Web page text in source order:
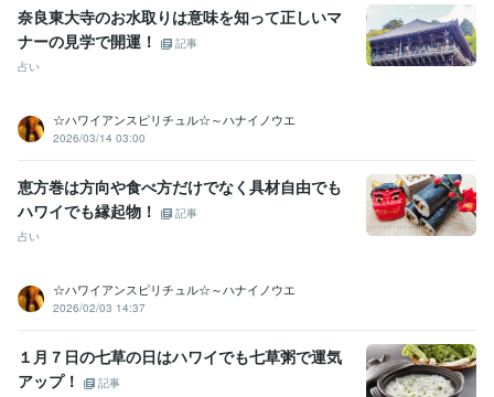
奈良東大寺のお水取りは意味を知って正しいマ
ナーの見学で開運！
記事
占い
☆ハワイアンスピリチュル☆～ハナイノウエ
2026/03/14 03:00
恵方巻は方向や食べ方だけでなく具材自由でも
ハワイでも縁起物！
記事
占い
☆ハワイアンスピリチュル☆～ハナイノウエ
2026/02/03 14:37
１月７日の七草の日はハワイでも七草粥で運気
アップ！
記事